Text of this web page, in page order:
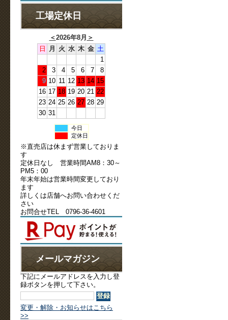
工場定休日
＜2026年8月 ＞
日
月 火 水 木 金 土
1
2
3 4 5 6 7
8
9 10 11 12 13 14 15
16 17 18 19 20 21 22
23 24 25 26 27 28 29
30 31
今日
定休日
※直売店は休まず営業しておりま
す
定休日なし 営業時間AM8：30～
PM5：00
年末年始は営業時間変更しており
ます
詳しくは店舗へお問い合わせくだ
さい
お問合せTEL 0796-36-4601
メールマガジン
下記にメールアドレスを入力し登
録ボタンを押して下さい。
変更・解除・お知らせはこちら
>>